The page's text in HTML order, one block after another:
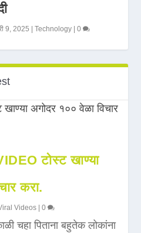
9, 2025 |Technology |0
टोस्ट खाण्या
करा.
Videos |0
चहा पिताना बहुतेक लोकांना